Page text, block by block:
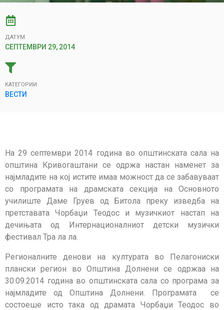
ДАТУМ
СЕПТЕМВРИ 29, 2014
КАТЕГОРИИ
ВЕСТИ
На 29 септември 2014 година во општинската сала на
општина Кривогаштани се одржа настан наменет за
најмладите на кој истите имаа можност да се забавуваат
со програмата на драмската секција на Основното
училиште Даме Груев од Битола преку изведба на
претставата Чорбаџи Теодос и музичкиот настап на
дечињата од Интернационалниот детски музички
фестивал Тра ла ла.
Регионалните денови на културата во Пелагониски
плански регион во Општина Долнени се одржаа на
30.09.2014 година во општинската сала со програма за
најмладите од Општина Долнени. Програмата се
состоеше исто така од драмата Чорбаџи Теодос во